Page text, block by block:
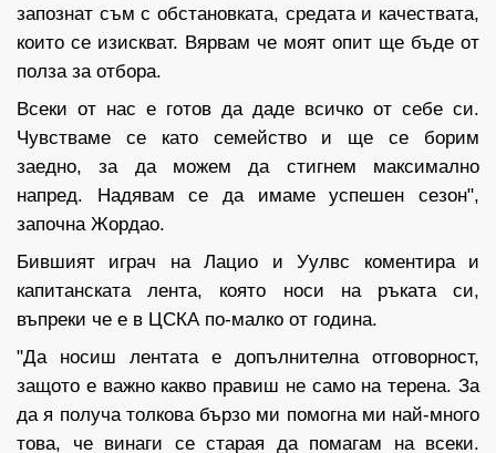
запознат съм с обстановката, средата и качествата,
които се изискват. Вярвам че моят опит ще бъде от
полза за отбора.
Всеки от нас е готов да даде всичко от себе си.
Чувстваме се като семейство и ще се борим
заедно, за да можем да стигнем максимално
напред. Надявам се да имаме успешен сезон",
започна Жордао.
Бившият играч на Лацио и Уулвс коментира и
капитанската лента, която носи на ръката си,
въпреки че е в ЦСКА по-малко от година.
"Да носиш лентата е допълнителна отговорност,
защото е важно какво правиш не само на терена. За
да я получа толкова бързо ми помогна ми най-много
това, че винаги се старая да помагам на всеки.